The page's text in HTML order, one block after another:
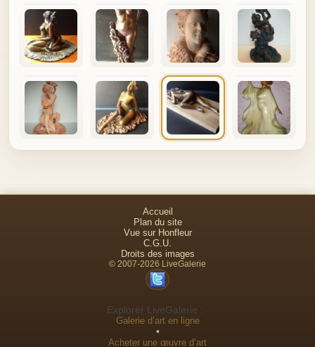
Accueil
Plan du site
Vue sur Honfleur
C.G.U.
Droits des images
© 2007-2026 LiveGalerie
Explorer LiveGalerie :
Galerie d’art en ligne
•
Acheter une œuvre d’art